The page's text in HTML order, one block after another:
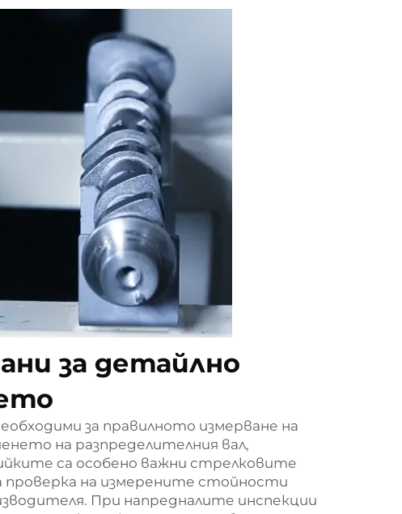
за детайлно
за правилното измерване на
на разпределителния вал,
са особено важни стрелковите
на измерените стойности
При напредналите инспекции